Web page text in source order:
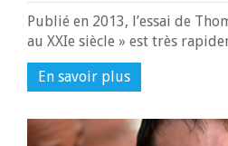
Publié en 2013, l’essai de
au XXIe siècle » est très
En savoir plus